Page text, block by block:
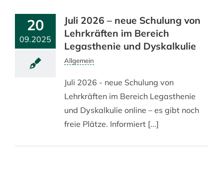
20
09.2025
Juli 2026 – neue Schulung von
Lehrkräften im Bereich
Legasthenie und Dyskalkulie
Allgemein
Juli 2026 - neue Schulung von
Lehrkräften im Bereich Legasthenie
und Dyskalkulie online – es gibt noch
freie Plätze. Informiert [...]